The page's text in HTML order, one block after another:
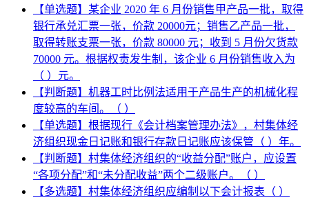
【单选题】某企业 2020 年 6 月份销售甲产品一批，取得
银行承兑汇票一张，价款 20000元；销售乙产品一批，
取得转账支票一张，价款 80000 元；收到 5 月份欠货款
70000 元。根据权责发生制，该企业 6 月份销售收入为
（ ）元。
【判断题】机器工时比例法适用于产品生产的机械化程
度较高的车间。（ ）
【单选题】根据现行《会计档案管理办法》，村集体经
济组织现金日记账和银行存款日记账应该保管（ ）年。
【判断题】村集体经济组织的“收益分配”账户，应设置
“各项分配”和“未分配收益”两个二级账户。（ ）
【多选题】村集体经济组织应编制以下会计报表（ ）